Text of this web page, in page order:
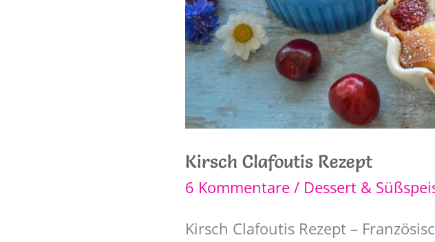
Kirsch Clafoutis Rezept
6 Kommentare / Dessert &
Kirsch Clafoutis Rezept –